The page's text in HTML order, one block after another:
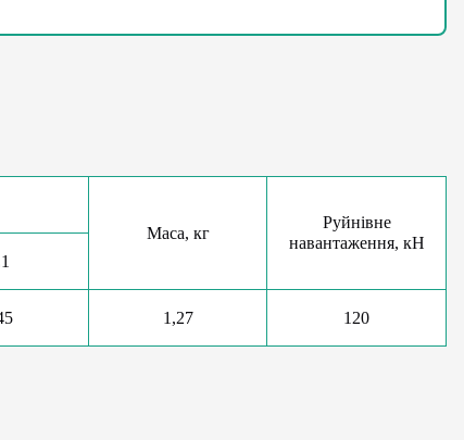
Маса, кг
Руйнівне
навантаження, кН
1,27 120